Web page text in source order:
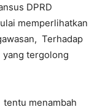
DPRD
memperlihatkan
Terhadap
yang tergolong
menambah